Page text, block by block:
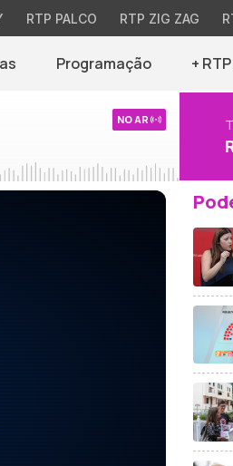
RTP PALCO RTP ZIG ZAG
Programação +
NO AR